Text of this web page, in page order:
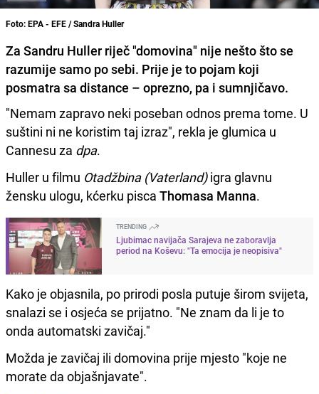
Foto: EPA - EFE / Sandra Huller
Za Sandru Huller riječ "domovina" nije nešto što se
razumije samo po sebi. Prije je to pojam koji
posmatra sa distance – oprezno, pa i sumnjičavo.
"Nemam zapravo neki poseban odnos prema tome. U
suštini ni ne koristim taj izraz", rekla je glumica u
Cannesu za dpa.
Huller u filmu Otadžbina (Vaterland)igra glavnu
žensku ulogu, kćerku pisca Thomasa Manna.
TRENDING
Ljubimac navijača Sarajeva ne zaboravlja
period na Koševu: "Ta emocija je neopisiva"
Kako je objasnila, po prirodi posla putuje širom svijeta,
snalazi se i osjeća se prijatno. "Ne znam da li je to
onda automatski zavičaj."
Možda je zavičaj ili domovina prije mjesto "koje ne
morate da objašnjavate".